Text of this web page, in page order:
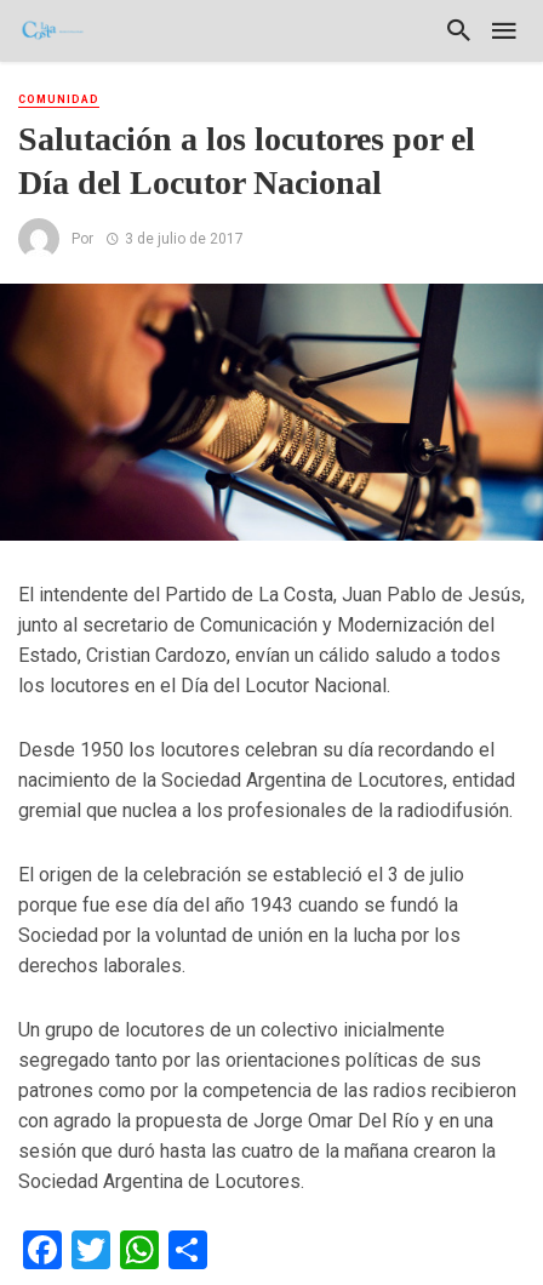
COMUNIDAD
Salutación a los locutores por el
Día del Locutor Nacional
Por 3 de julio de 2017
El intendente del Partido de La Costa, Juan Pablo de Jesús,
junto al secretario de Comunicación y Modernización del
Estado, Cristian Cardozo, envían un cálido saludo a todos
los locutores en el Día del Locutor Nacional.
Desde 1950 los locutores celebran su día recordando el
nacimiento de la Sociedad Argentina de Locutores, entidad
gremial que nuclea a los profesionales de la radiodifusión.
El origen de la celebración se estableció el 3 de julio
porque fue ese día del año 1943 cuando se fundó la
Sociedad por la voluntad de unión en la lucha por los
derechos laborales.
Un grupo de locutores de un colectivo inicialmente
segregado tanto por las orientaciones políticas de sus
patrones como por la competencia de las radios recibieron
con agrado la propuesta de Jorge Omar Del Río y en una
sesión que duró hasta las cuatro de la mañana crearon la
Sociedad Argentina de Locutores.
Facebook
TwitterWhatsApp